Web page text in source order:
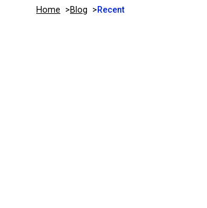
Home Blog Recent